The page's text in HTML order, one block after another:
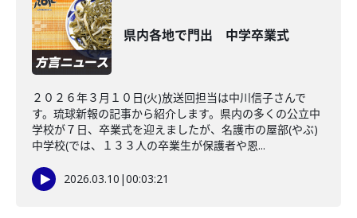
県内各地で門出 中学卒業式
２０２６年３月１０日(火)放送回担当は中川信子さんで
す。琉球新報の記事から紹介します。県内の多くの公立中
学校が７日、卒業式を迎えましたが、名護市の屋部(やぶ)
中学校(では、１３３人の卒業生が保護者や恩...
2026.03.10 |00:03:21